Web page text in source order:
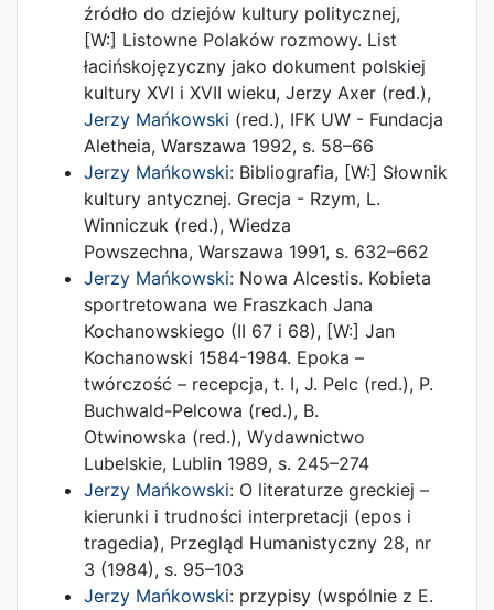
źródło do dziejów kultury politycznej,
[W:] Listowne Polaków rozmowy. List
łacińskojęzyczny jako dokument polskiej
kultury XVI i XVII wieku, Jerzy Axer (red.),
Jerzy Mańkowski (red.), IFK UW - Fundacja
Aletheia, Warszawa 1992, s. 58–66
Jerzy Mańkowski: Bibliografia, [W:] Słownik
kultury antycznej. Grecja - Rzym, L.
Winniczuk (red.), Wiedza
Powszechna, Warszawa 1991, s. 632–662
Jerzy Mańkowski: Nowa Alcestis. Kobieta
sportretowana we Fraszkach Jana
Kochanowskiego (II 67 i 68), [W:] Jan
Kochanowski 1584-1984. Epoka –
twórczość – recepcja, t. I, J. Pelc (red.), P.
Buchwald-Pelcowa (red.), B.
Otwinowska (red.), Wydawnictwo
Lubelskie, Lublin 1989, s. 245–274
Jerzy Mańkowski: O literaturze greckiej –
kierunki i trudności interpretacji (epos i
tragedia), Przegląd Humanistyczny 28, nr
3 (1984), s. 95–103
Jerzy Mańkowski: przypisy (wspólnie z E.